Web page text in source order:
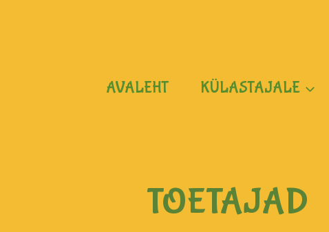
AVALEHT KÜLASTAJALE
TOETAJAD